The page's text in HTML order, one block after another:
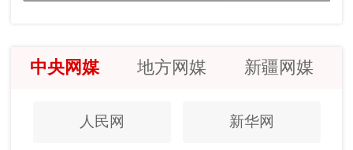
中央网媒 地方网媒 新疆网媒
人民网 新华网